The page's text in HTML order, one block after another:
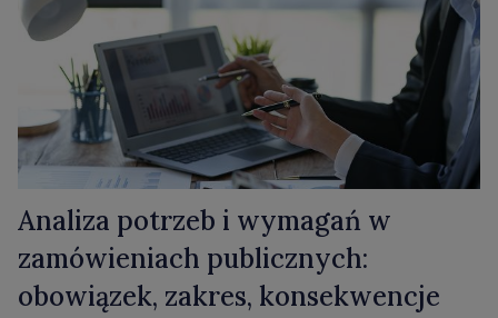
Analiza potrzeb i wymagań w
zamówieniach publicznych:
obowiązek, zakres, konsekwencje